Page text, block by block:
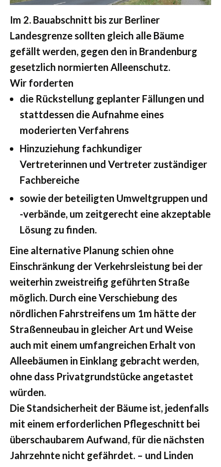
Im 2. Bauabschnitt bis zur Berliner
Landesgrenze sollten gleich alle Bäume
gefällt werden, gegen den in Brandenburg
gesetzlich normierten Alleenschutz.
Wir forderten
die Rückstellung geplanter Fällungen und
stattdessen die Aufnahme eines
moderierten Verfahrens
Hinzuziehung fachkundiger
Vertreterinnen und Vertreter zuständiger
Fachbereiche
sowie der beteiligten Umweltgruppen und
-verbände, um zeitgerecht eine akzeptable
Lösung zu finden.
Eine alternative Planung schien ohne
Einschränkung der Verkehrsleistung bei der
weiterhin zweistreifig geführten Straße
möglich. Durch eine Verschiebung des
nördlichen Fahrstreifens um 1m hätte der
Straßenneubau in gleicher Art und Weise
auch mit einem umfangreichen Erhalt von
Alleebäumen in Einklang gebracht werden,
ohne dass Privatgrundstücke angetastet
würden.
Die Standsicherheit der Bäume ist, jedenfalls
mit einem erforderlichen Pflegeschnitt bei
überschaubarem Aufwand, für die nächsten
Jahrzehnte nicht gefährdet. – und Linden